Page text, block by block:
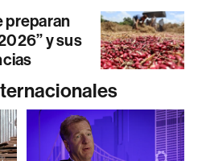
preparan
y sus